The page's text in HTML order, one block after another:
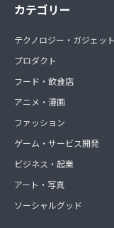
カテゴリー
テクノロジー・ガジェット
プロダクト
フード・飲食店
アニメ・漫画
ファッション
ゲーム・サービス開発
ビジネス・起業
アート・写真
ソーシャルグッド